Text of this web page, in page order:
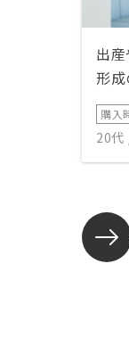
出
形成
購入
20代